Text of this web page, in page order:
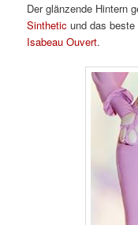
Der glänzende Hintern
Sinthetic und das
Isabeau Ouvert.